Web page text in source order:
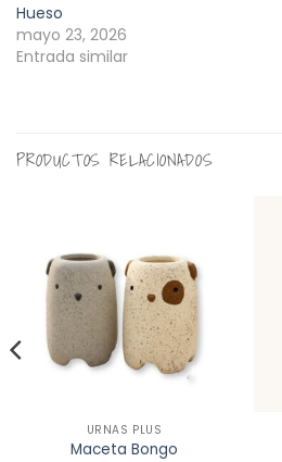
Hueso
mayo 23, 2026
Entrada similar
PRODUCTOS RELACIONADOS
URNAS PLUS
Maceta Bongo